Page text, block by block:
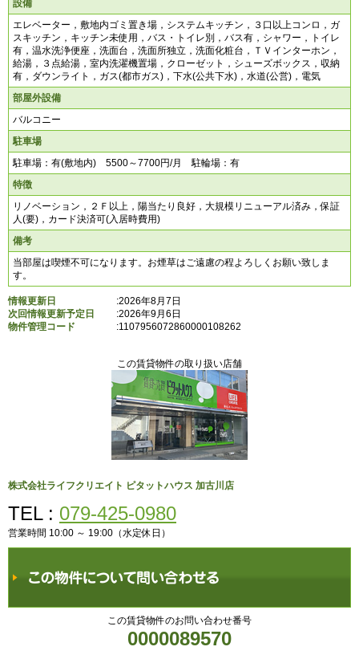
設備
エレベーター，敷地内ゴミ置き場，システムキッチン，３口以上コンロ，ガ
スキッチン，キッチン未使用，バス・トイレ別，バス有，シャワー，トイレ
有，温水洗浄便座，洗面台，洗面所独立，洗面化粧台，ＴＶインターホン，
給湯，３点給湯，室内洗濯機置場，クローゼット，シューズボックス，収納
有，ダウンライト，ガス(都市ガス)，下水(公共下水)，水道(公営)，電気
部屋外設備
バルコニー
駐車場
駐車場：有(敷地内) 5500～7700円/月 駐輪場：有
特徴
リノベーション，２Ｆ以上，陽当たり良好，大規模リニューアル済み，保証
人(要)，カード決済可(入居時費用)
備考
当部屋は喫煙不可になります。お煙草はご遠慮の程よろしくお願い致しま
す。
情報更新日
:2026年8月7日
次回情報更新予定日
:2026年9月6日
物件管理コード
:1107956072860000108262
この賃貸物件の取り扱い店舗
株式会社ライフクリエイト ピタットハウス 加古川店
TEL : 079-425-0980
営業時間 10:00 ～ 19:00（水定休日）
この賃貸物件のお問い合わせ番号
0000089570